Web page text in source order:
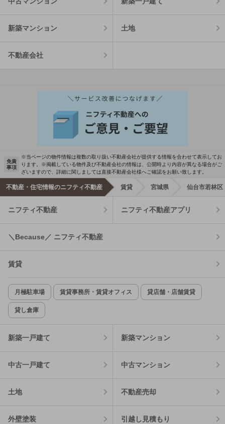
新築マンション 土地
不動産会社
免責
事項
※当ページの物件情報は複数の取り扱い不動産会社が提供する情報を合わせて表示してお
ります。※掲載している物件及び不動産会社の情報は、公開時より内容が異なる場合がご
ざいますので、詳細に関しましては直接不動産会社様へご確認をお願い致します。
不動産・住宅情報のニフティ不動産 賃貸 宮城県 仙台市若林区
ニフティ不動産 ニフティ不動産アプリ
＼Because／ ニフティ不動産
賃貸
月極駐車場 賃貸事務所・賃貸オフィス 貸店舗・店舗賃貸
貸し倉庫
新築一戸建て 新築マンション
中古一戸建て 中古マンション
土地 不動産売却
外壁塗装 引越し見積もり